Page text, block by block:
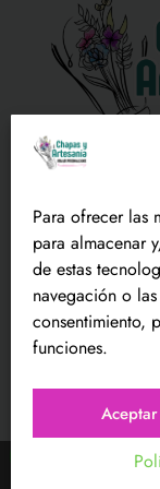
Para ofrecer las
para almacenar
de estas
navegación o
consentimiento,
funciones.
Aceptar
más
¡ Disfruta de
Copyright ©